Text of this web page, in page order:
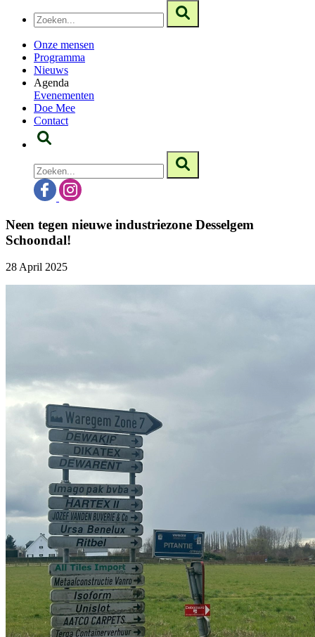
Onze mensen
Programma
Nieuws
Agenda
Evenementen
Doe Mee
Contact
Neen tegen nieuwe industriezone Desselgem
Schoondal!
28 April 2025